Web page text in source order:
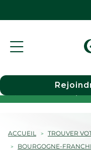
Choisir une
ACCUEIL
TROUVER
BOURGOGNE-